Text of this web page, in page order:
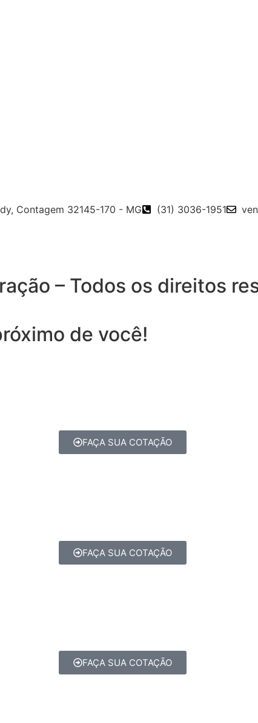
Contagem 32145-170 - MG (31) 3036-1951
– Todos os direitos
de você!
FAÇA SUA COTAÇÃO
FAÇA SUA COTAÇÃO
FAÇA SUA COTAÇÃO